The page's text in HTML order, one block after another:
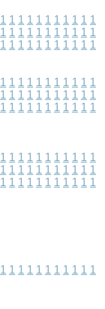
1 1 1 1 1 1 1 1 1 1 1
1 1 1 1 1 1 1 1 1 1 1
1 1 1 1 1 1 1 1 1 1 1
1 1 1 1 1 1 1 1 1 1 1
1 1 1 1 1 1 1 1 1 1 1
1 1 1 1 1 1 1 1 1 1 1
1 1 1 1 1 1 1 1 1 1 1
1 1 1 1 1 1 1 1 1 1 1
1 1 1 1 1 1 1 1 1 1 1
1 1 1 1 1 1 1 1 1 1 1